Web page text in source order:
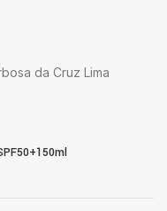
da Cruz Lima